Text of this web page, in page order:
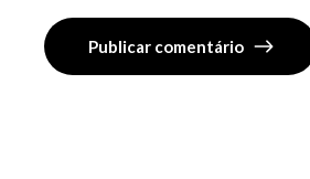
Publicar comentário